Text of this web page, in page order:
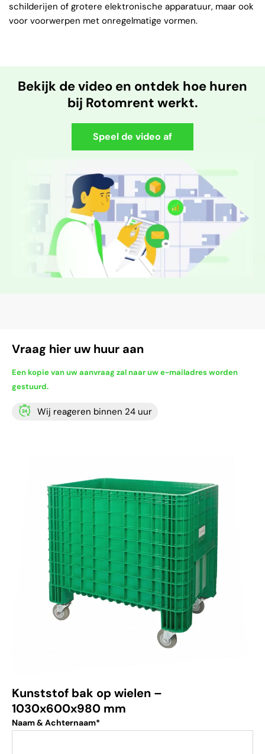
schilderijen of grotere elektronische apparatuur, maar ook
voor voorwerpen met onregelmatige vormen.
Bekijk de video en ontdek hoe huren
bij Rotomrent werkt.
Speel de video af
Vraag hier uw huur aan
Een kopie van uw aanvraag zal naar uw e-mailadres worden
gestuurd.
Wij reageren binnen 24 uur
Kunststof bak op wielen –
1030x600x980 mm
Naam & Achternaam*